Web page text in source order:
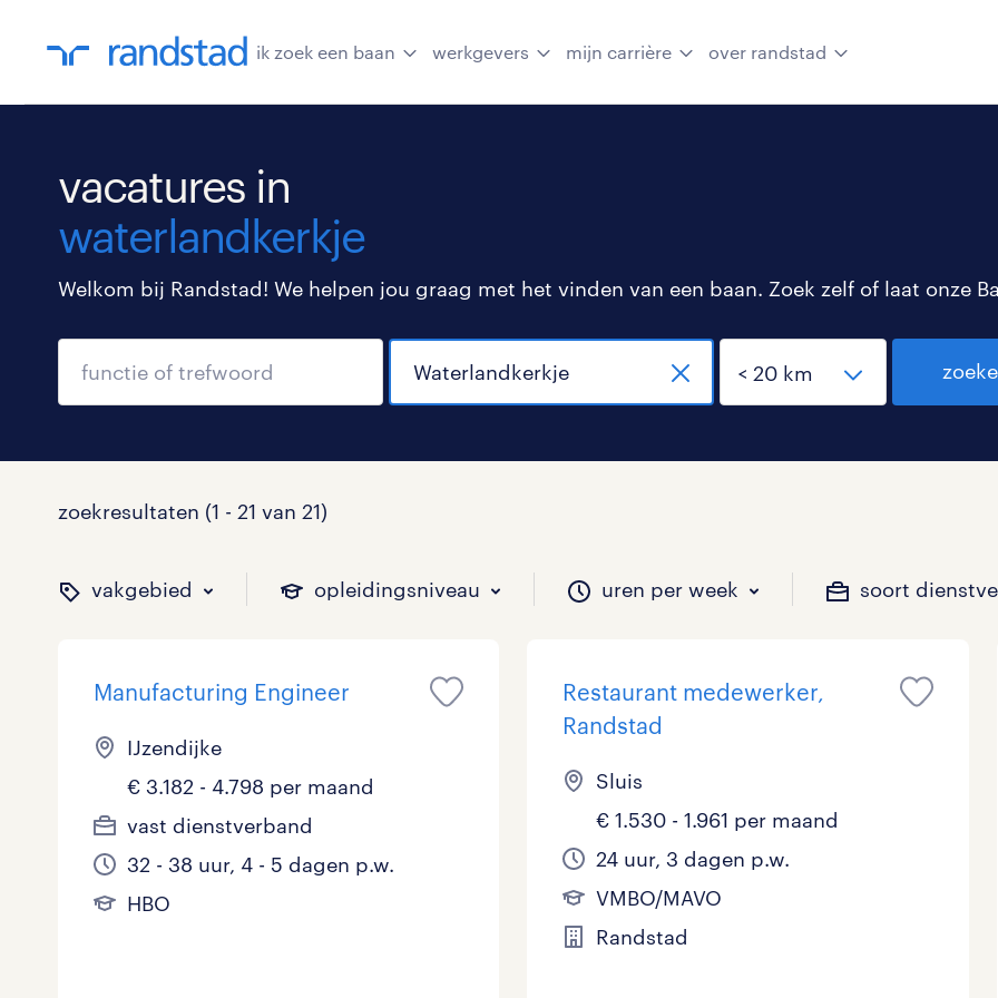
ik zoek een baan werkgevers mijn carrière over randstad
vacatures in
waterlandkerkje
Welkom bij Randstad! We helpen jou graag met het vinden van een baan. Zoek zelf of laat onze
zoekresultaten (1 - 21 van 21)
vakgebied opleidingsniveau uren per week soort
binnen welk vakgebied wil je werken?
Administratief 0 Beveiliging 0
Callcenter / Contactcenter Chauffeurs 2
Financieel 0
op welk niveau zoek je vacatures?
Basisonderwijs 0 Geen 10
HBO 5 LBO, MAVO, VMBO 0
Master
hoeveel uren per week wil je werken?
0 - 8 uur 0 9 - 16 uur 4
25 - 32 uur 5 33 - 36 uur 0
welk soort dienstverband zou jij willen?
Detachering 0 Tijdelijk 1
Vast 3
Manufacturing Engineer
IJzendijke
€ 3.182 - 4.798 per maand
vast dienstverband
32 - 38 uur, 4 - 5 dagen p.w.
HBO
Restaurant medewerker,
Randstad
Sluis
€ 1.530 - 1.961 per maand
24 uur, 3 dagen p.w.
VMBO/MAVO
Randstad